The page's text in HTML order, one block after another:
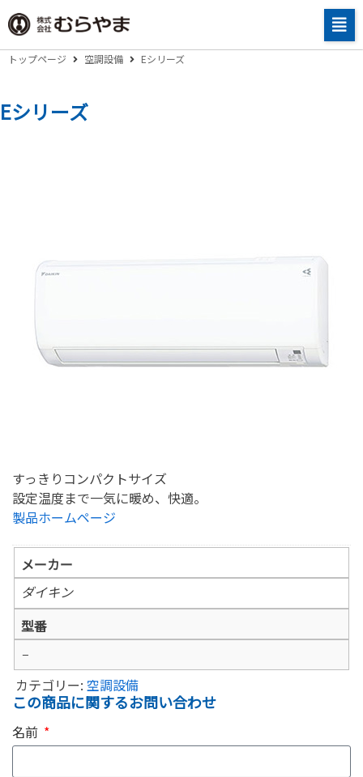
トップページ 空調設備 Eシリーズ
Eシリーズ
すっきりコンパクトサイズ
設定温度まで一気に暖め、快適。
製品ホームページ
メーカー
ダイキン
型番
–
カテゴリー: 空調設備
この商品に関するお問い合わせ
名前